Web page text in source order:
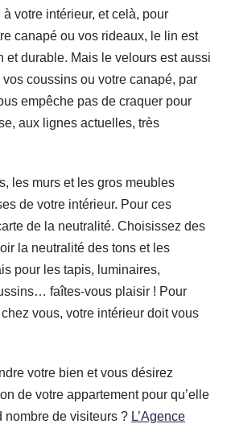
votre intérieur, et celà, pour
canapé ou vos rideaux, le lin est
et durable. Mais le velours est aussi
vos coussins ou votre canapé, par
empêche pas de craquer pour
aux lignes actuelles, très
les murs et les gros meubles
de votre intérieur. Pour ces
de la neutralité. Choisissez des
la neutralité des tons et les
pour les tapis, luminaires,
faîtes-vous plaisir ! Pour
vous, votre intérieur doit vous
votre bien et vous désirez
de votre appartement pour qu’elle
nombre de visiteurs ? L’Agence